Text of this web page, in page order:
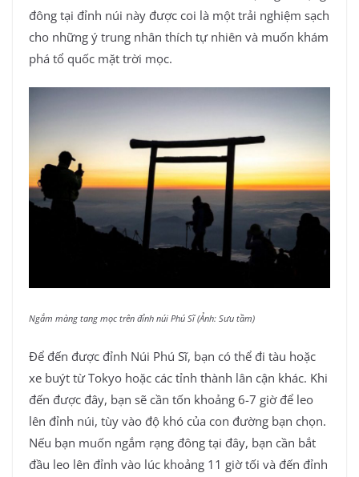
đông tại đỉnh núi này được coi là một trải nghiệm sạch
cho những ý trung nhân thích tự nhiên và muốn khám
phá tổ quốc mặt trời mọc.
Ngắm màng tang mọc trên đỉnh núi Phú Sĩ (Ảnh: Sưu tầm)
Để đến được đỉnh Núi Phú Sĩ, bạn có thể đi tàu hoặc
xe buýt từ Tokyo hoặc các tỉnh thành lân cận khác. Khi
đến được đây, bạn sẽ cần tốn khoảng 6-7 giờ để leo
lên đỉnh núi, tùy vào độ khó của con đường bạn chọn.
Nếu bạn muốn ngắm rạng đông tại đây, bạn cần bắt
đầu leo lên đỉnh vào lúc khoảng 11 giờ tối và đến đỉnh